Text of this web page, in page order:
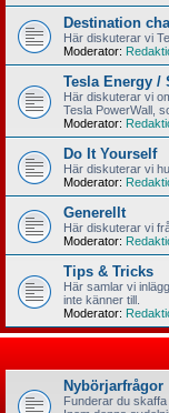
Destination
Här diskuterar vi
Moderator:
Tesla Energy /
Här diskuterar vi
Tesla PowerWall,
Moderator:
Do It Yourself
Här diskuterar vi
Moderator:
Generellt
Här diskuterar vi
Moderator:
Tips & Tricks
Här samlar vi
inte känner till.
Moderator:
Nybörjarfrågor
Funderar du